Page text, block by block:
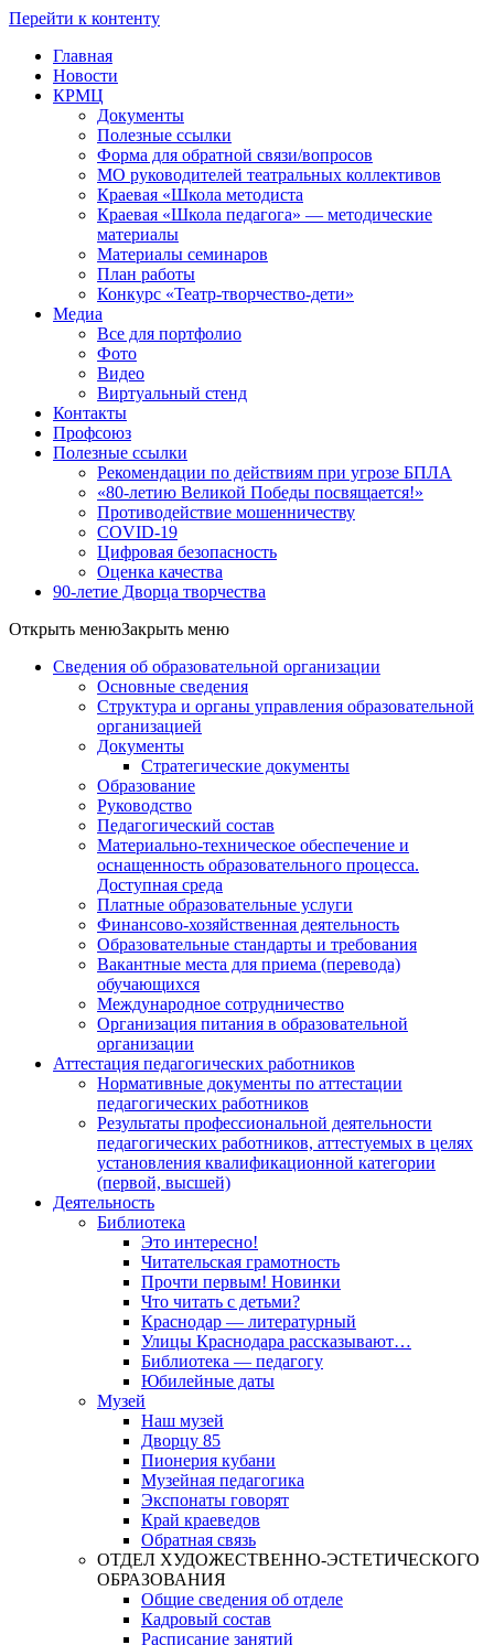
Перейти к контенту
Главная
Новости
КРМЦ
Документы
Полезные ссылки
Форма для обратной связи/вопросов
МО руководителей театральных коллективов
Краевая «Школа методиста
Краевая «Школа педагога» — методические
материалы
Материалы семинаров
План работы
Конкурс «Театр-творчество-дети»
Медиа
Все для портфолио
Фото
Видео
Виртуальный стенд
Контакты
Профсоюз
Полезные ссылки
Рекомендации по действиям при угрозе БПЛА
«80-летию Великой Победы посвящается!»
Противодействие мошенничеству
COVID-19
Цифровая безопасность
Оценка качества
90-летие Дворца творчества
Открыть менюЗакрыть меню
Сведения об образовательной организации
Основные сведения
Структура и органы управления образовательной
организацией
Документы
Стратегические документы
Образование
Руководство
Педагогический состав
Материально-техническое обеспечение и
оснащенность образовательного процесса.
Доступная среда
Платные образовательные услуги
Финансово-хозяйственная деятельность
Образовательные стандарты и требования
Вакантные места для приема (перевода)
обучающихся
Международное сотрудничество
Организация питания в образовательной
организации
Аттестация педагогических работников
Нормативные документы по аттестации
педагогических работников
Результаты профессиональной деятельности
педагогических работников, аттестуемых в целях
установления квалификационной категории
(первой, высшей)
Деятельность
Библиотека
Это интересно!
Читательская грамотность
Прочти первым! Новинки
Что читать с детьми?
Краснодар — литературный
Улицы Краснодара рассказывают…
Библиотека — педагогу
Юбилейные даты
Музей
Наш музей
Дворцу 85
Пионерия кубани
Музейная педагогика
Экспонаты говорят
Край краеведов
Обратная связь
ОТДЕЛ ХУДОЖЕСТВЕННО-ЭСТЕТИЧЕСКОГО
ОБРАЗОВАНИЯ
Общие сведения об отделе
Кадровый состав
Расписание занятий